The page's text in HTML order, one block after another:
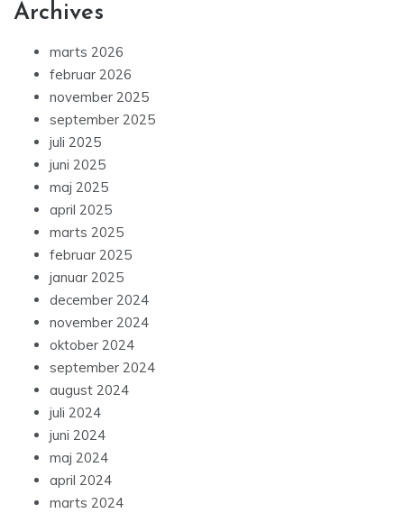
Archives
marts 2026
februar 2026
november 2025
september 2025
juli 2025
juni 2025
maj 2025
april 2025
marts 2025
februar 2025
januar 2025
december 2024
november 2024
oktober 2024
september 2024
august 2024
juli 2024
juni 2024
maj 2024
april 2024
marts 2024